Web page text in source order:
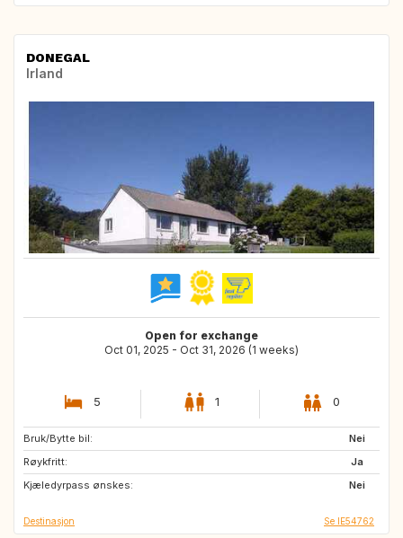
DONEGAL
Irland
Open for exchange
Oct 01, 2025 - Oct 31, 2026 (1 weeks)
5 1 0
Bruk/Bytte bil:
Nei
Røykfritt:
Ja
Kjæledyrpass ønskes:
Nei
GB
FR
Destinasjon Se IE54762